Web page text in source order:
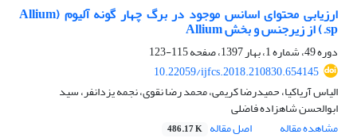
ارزیابی محتوای اسانس موجود در برگ چهار گونه آلیوم (Allium
sp.) از زیرجنس و بخش Allium
دوره 49، شماره 1، بهار 1397، صفحه
115-123
10.22059/ijfcs.2018.210830.654145
الیاس آریاکیا، حمیدرضا کریمی، محمد رضا نقوی، نجمه یزدانفر، سید
ابوالحسن شاهزاده فاضلی
مشاهده مقاله
اصل مقاله 486.17 K